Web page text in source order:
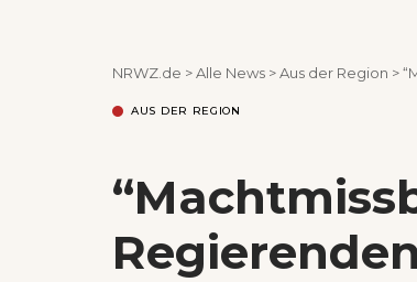
NRWZ.de >Alle News >Aus der Region >
AUS DER REGION